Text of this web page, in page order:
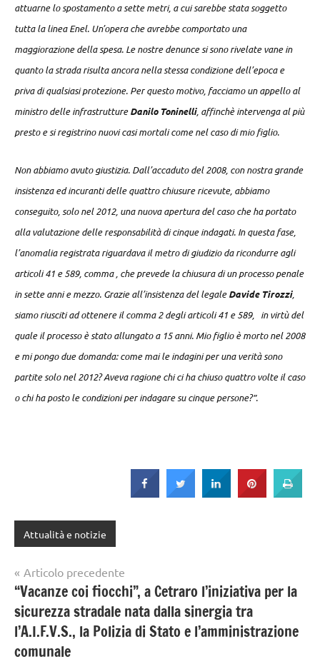
attuarne lo spostamento a sette metri, a cui sarebbe stata soggetto
tutta la linea Enel. Un’opera che avrebbe comportato una
maggiorazione della spesa. Le nostre denunce si sono rivelate vane in
quanto la strada risulta ancora nella stessa condizione dell’epoca e
priva di qualsiasi protezione. Per questo motivo, facciamo un appello al
ministro delle infrastruttureDanilo Toninelli, affinchè intervenga al più
presto e si registrino nuovi casi mortali come nel caso di mio figlio.
Non abbiamo avuto giustizia. Dall’accaduto del 2008, con nostra grande
insistenza ed incuranti delle quattro chiusure ricevute, abbiamo
conseguito, solo nel 2012, una nuova apertura del caso che ha portato
alla valutazione delle responsabilità di cinque indagati. In questa fase,
l’anomalia registrata riguardava il metro di giudizio da ricondurre agli
articoli 41 e 589, comma , che prevede la chiusura di un processo penale
in sette anni e mezzo. Grazie all’insistenza del legaleDavide Tirozzi,
siamo riusciti ad ottenere il comma 2 degli articoli 41 e 589, in virtù del
quale il processo è stato allungato a 15 anni. Mio figlio è morto nel 2008
e mi pongo due domanda: come mai le indagini per una verità sono
partite solo nel 2012? Aveva ragione chi ci ha chiuso quattro volte il caso
o chi ha posto le condizioni per indagare su cinque persone?”.
Attualità e notizie
Navigazione
articoli
Articolo precedente
“Vacanze coi fiocchi”, a Cetraro l’iniziativa per la
sicurezza stradale nata dalla sinergia tra
l’A.I.F.V.S., la Polizia di Stato e l’amministrazione
comunale